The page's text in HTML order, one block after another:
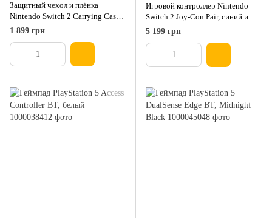
Защитный чехол и плёнка
Nintendo Switch 2 Carrying Case
and Screen
1 899 грн
Игровой контроллер Nintendo
Switch 2 Joy-Con Pair, синий и
красный
5 199 грн